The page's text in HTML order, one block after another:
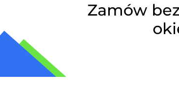
Zamów